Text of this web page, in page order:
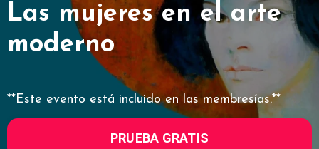
Las mujeres en el arte
moderno
**Este evento está incluido en las membresías.**
PRUEBA GRATIS